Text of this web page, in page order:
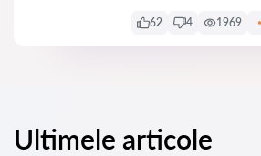
62 4 1969
Ultimele articole